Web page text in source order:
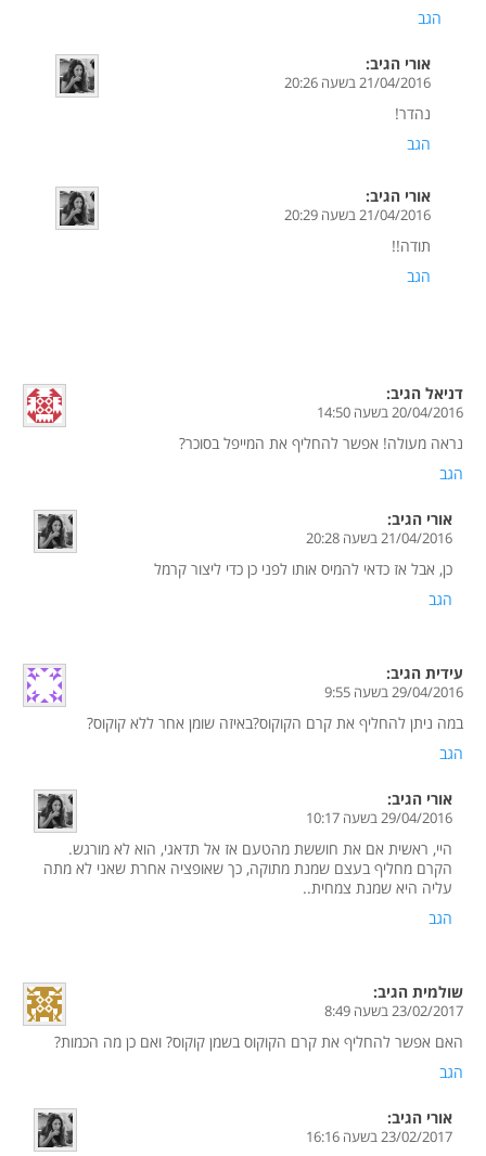
הגב
אורי הגיב:
21/04/2016 בשעה 20:26
נהדר!
הגב
אורי הגיב:
21/04/2016 בשעה 20:29
תודה!!
הגב
דניאל הגיב:
20/04/2016 בשעה 14:50
נראה מעולה! אפשר להחליף את המייפל בסוכר?
הגב
אורי הגיב:
21/04/2016 בשעה 20:28
כן, אבל אז כדאי להמיס אותו לפני כן כדי ליצור קרמל
הגב
עידית הגיב:
29/04/2016 בשעה 9:55
במה ניתן להחליף את קרם הקוקוס?באיזה שומן אחר ללא קוקוס?
הגב
אורי הגיב:
29/04/2016 בשעה 10:17
היי, ראשית אם את חוששת מהטעם אז אל תדאגי, הוא לא מורגש.
הקרם מחליף בעצם שמנת מתוקה, כך שאופציה אחרת שאני לא מתה
עליה היא שמנת צמחית..
הגב
שולמית הגיב:
23/02/2017 בשעה 8:49
האם אפשר להחליף את קרם הקוקוס בשמן קוקוס? ואם כן מה הכמות?
הגב
אורי הגיב:
23/02/2017 בשעה 16:16